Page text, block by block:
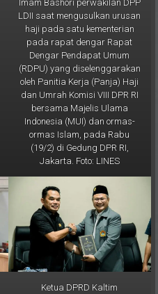
Imam Bashori perwakilan DPP
LDII saat mengusulkan urusan
haji pada satu kementerian
pada rapat dengar Rapat
Dengar Pendapat Umum
(RDPU) yang diselenggarakan
oleh Panitia Kerja (Panja) Haji
dan Umrah Komisi VIII DPR RI
bersama Majelis Ulama
Indonesia (MUI) dan ormas-
ormas Islam, pada Rabu
(19/2) di Gedung DPR RI,
Jakarta. Foto: LINES
Ketua DPRD Kaltim